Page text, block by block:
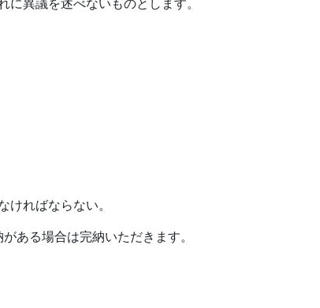
異議を述べないものとします。
ればならない。
ある場合は完納いただきます。